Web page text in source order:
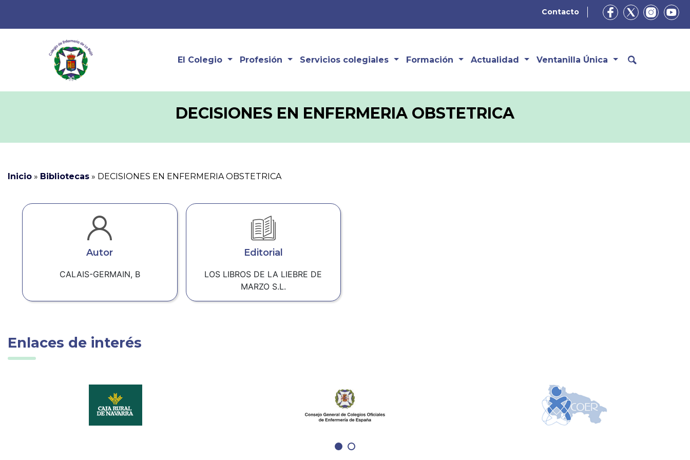
Contacto
El Colegio Profesión Servicios colegiales Formación Actualidad Ventanilla Única
DECISIONES EN ENFERMERIA OBSTETRICA
Inicio » Bibliotecas » DECISIONES EN ENFERMERIA OBSTETRICA
Autor
CALAIS-GERMAIN, B
Editorial
LOS LIBROS DE LA LIEBRE DE
MARZO S.L.
Enlaces de interés